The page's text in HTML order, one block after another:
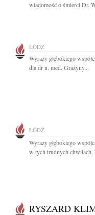
wiadomość o śmierci Dr.
ŁÓDŹ
Wyrazy głębokiego
dla dr n. med. Grażyny...
ŁÓDŹ
Wyrazy głębokiego
w tych trudnych chwilach,
RYSZARD